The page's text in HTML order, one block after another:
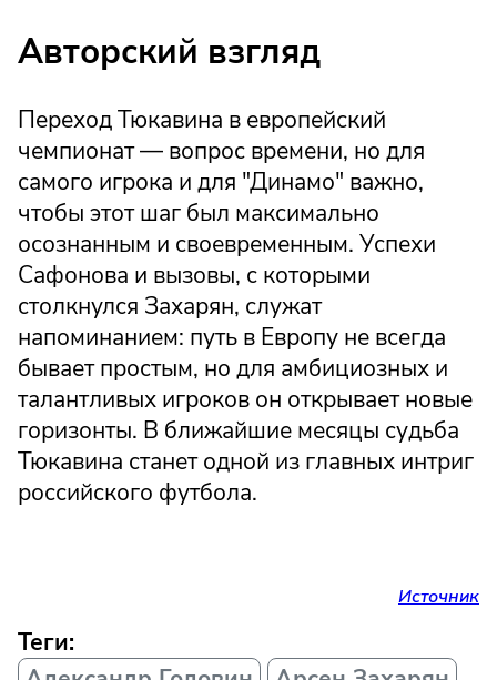
Авторский взгляд
Переход Тюкавина в европейский
чемпионат — вопрос времени, но для
самого игрока и для "Динамо" важно,
чтобы этот шаг был максимально
осознанным и своевременным. Успехи
Сафонова и вызовы, с которыми
столкнулся Захарян, служат
напоминанием: путь в Европу не всегда
бывает простым, но для амбициозных и
талантливых игроков он открывает новые
горизонты. В ближайшие месяцы судьба
Тюкавина станет одной из главных интриг
российского футбола.
Источник
Теги: